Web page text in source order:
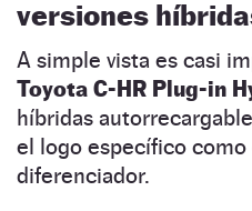
versiones
A simple vista es casi
Toyota C-HR Plug-in
híbridas
el logo específico
diferenciador.